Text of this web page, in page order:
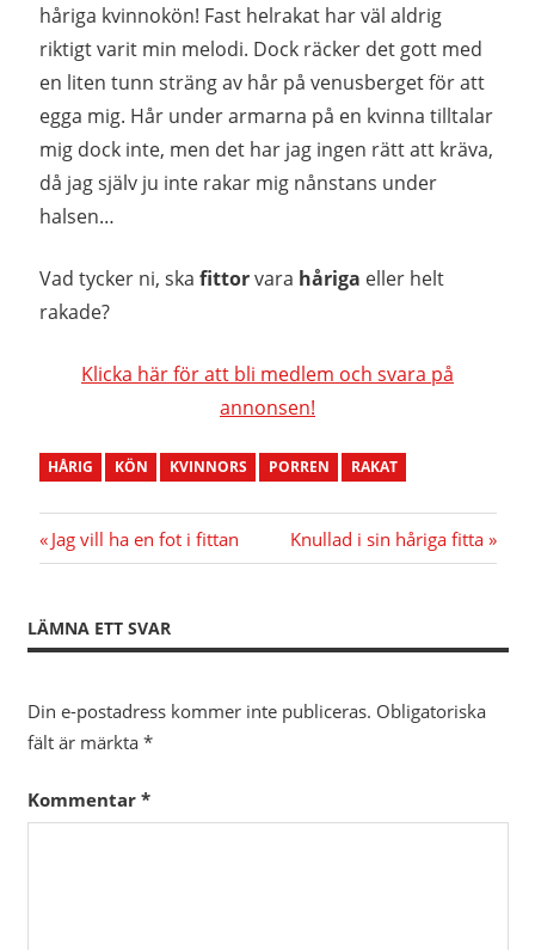
håriga kvinnokön! Fast helrakat har väl aldrig
riktigt varit min melodi. Dock räcker det gott med
en liten tunn sträng av hår på venusberget för att
egga mig. Hår under armarna på en kvinna tilltalar
mig dock inte, men det har jag ingen rätt att kräva,
då jag själv ju inte rakar mig nånstans under
halsen…
Vad tycker ni, ska fittorvara håriga eller helt
rakade?
Klicka här för att bli medlem och svara på
annonsen!
HÅRIG KÖN KVINNORS PORREN RAKAT
Inläggsnavigering
Föregående
inlägg:
Jag vill ha en fot i fittan
Nästa
inlägg:
Knullad i sin håriga fitta
LÄMNA ETT SVAR
Din e-postadress kommer inte publiceras. Obligatoriska
fält är märkta *
Kommentar *